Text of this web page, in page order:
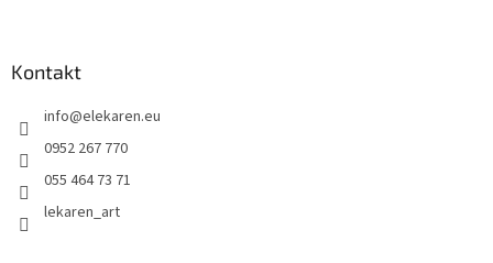
Kontakt
info@elekaren.eu
0952 267 770
055 464 73 71
lekaren_art